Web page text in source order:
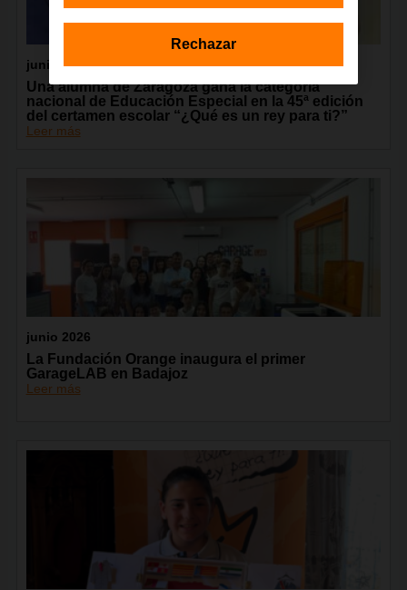
junio 2026
Una alumna de Zaragoza gana la categoría
nacional de Educación Especial en la 45ª edición
del certamen escolar “¿Qué es un rey para ti?”
Leer más
junio 2026
La Fundación Orange inaugura el primer
GarageLAB en Badajoz
Leer más
Rechazar